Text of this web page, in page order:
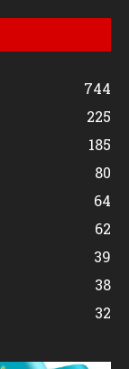
744
225
185
80
64
62
39
38
32